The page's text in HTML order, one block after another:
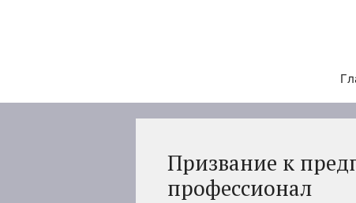
Призвание к
профессионал